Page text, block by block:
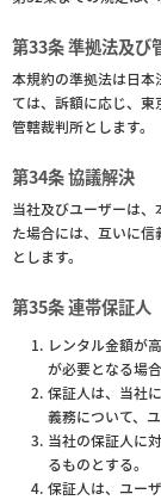
第33条 準拠法及び
本規約の準拠法は日
ては、訴額に応じ、
管轄裁判所とします。
第34条 協議解決
当社及びユーザーは
た場合には、互いに
とします。
第35条 連帯保証人
レンタル金額が
が必要となる場合
保証人は、当社
義務について、
当社の保証人に
るものとする。
保証人は、ユー